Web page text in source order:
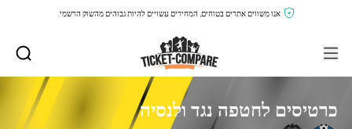
אנו משווים אתרים בטוחים, המחירים עשויים להיות גבוהים מהשוק הרשמי.
כרטיסים לחטפה נגד ולנסיה